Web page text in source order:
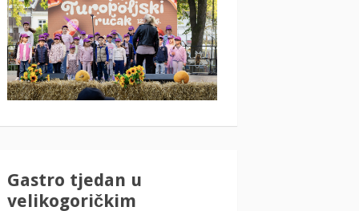
Gastro tjedan u
velikogoričkim